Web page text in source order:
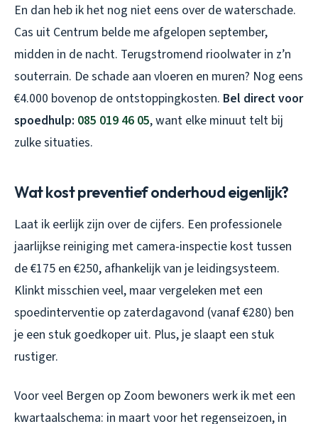
En dan heb ik het nog niet eens over de waterschade.
Cas uit Centrum belde me afgelopen september,
midden in de nacht. Terugstromend rioolwater in z’n
souterrain. De schade aan vloeren en muren? Nog eens
€4.000 bovenop de ontstoppingkosten. Bel direct voor
spoedhulp: 085 019 46 05, want elke minuut telt bij
zulke situaties.
Wat kost preventief onderhoud eigenlijk?
Laat ik eerlijk zijn over de cijfers. Een professionele
jaarlijkse reiniging met camera-inspectie kost tussen
de €175 en €250, afhankelijk van je leidingsysteem.
Klinkt misschien veel, maar vergeleken met een
spoedinterventie op zaterdagavond (vanaf €280) ben
je een stuk goedkoper uit. Plus, je slaapt een stuk
rustiger.
Voor veel Bergen op Zoom bewoners werk ik met een
kwartaalschema: in maart voor het regenseizoen, in